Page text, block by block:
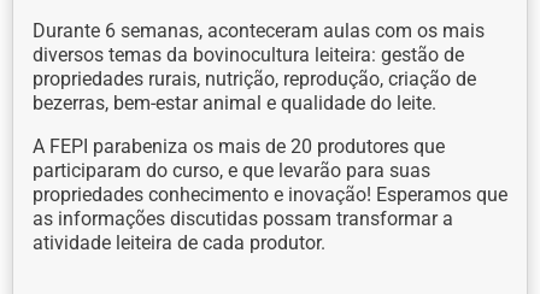
Durante 6 semanas, aconteceram aulas com os mais
diversos temas da bovinocultura leiteira: gestão de
propriedades rurais, nutrição, reprodução, criação de
bezerras, bem-estar animal e qualidade do leite.
A FEPI parabeniza os mais de 20 produtores que
participaram do curso, e que levarão para suas
propriedades conhecimento e inovação! Esperamos que
as informações discutidas possam transformar a
atividade leiteira de cada produtor.